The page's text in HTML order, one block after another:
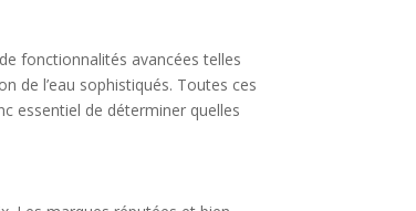
fonctionnalités avancées telles
de l’eau sophistiqués. Toutes ces
essentiel de déterminer quelles